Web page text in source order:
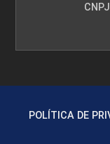
POLÍTICA DE